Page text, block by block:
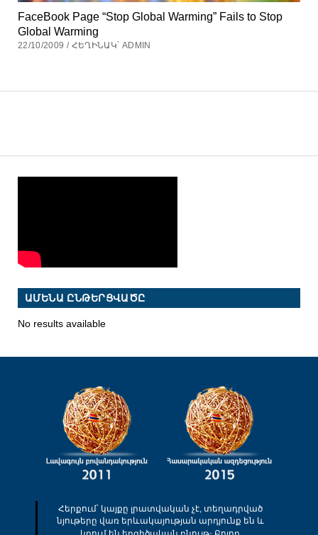
FaceBook Page “Stop Global Warming” Fails to Stop
Global Warming
22/10/2009 / ՀԵՂԻՆԱԿ՝ ADMIN
ԱՄԵՆԱ ԸՆԹԵՐՑՎԱԾԸ
No results available
Հերքում՝ կայքը լրատվական չէ, տեղադրված
նյութերը վառ երևակայության արդյունք են և